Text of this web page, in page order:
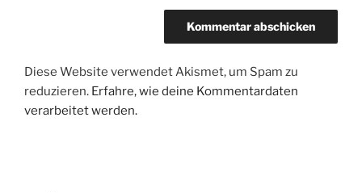
Diese Website verwendet Akismet, um Spam zu
reduzieren. Erfahre, wie deine Kommentardaten
verarbeitet werden.